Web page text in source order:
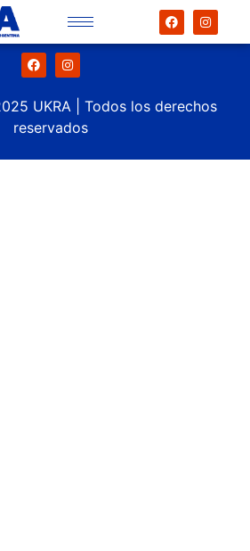
UKRA | Todos los derechos
reservados